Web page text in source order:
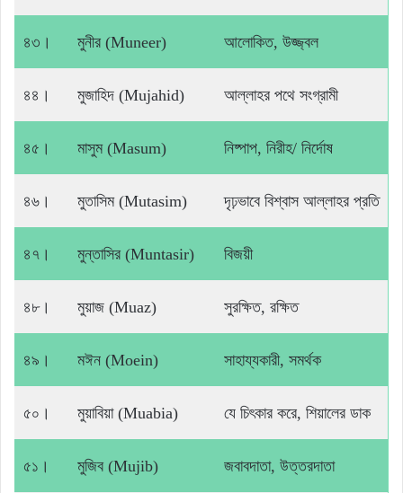
৪৩। মুনীর (Muneer) আলোকিত, উজ্জ্বল
৪৪। মুজাহিদ (Mujahid) আল্লাহর পথে সংগ্রামী
৪৫। মাসুম (Masum) নিষ্পাপ, নিরীহ/ নির্দোষ
৪৬। মুতাসিম (Mutasim) দৃঢ়ভাবে বিশ্বাস আল্লাহর প্রতি
৪৭। মুন্তাসির (Muntasir) বিজয়ী
৪৮। মুয়াজ (Muaz) সুরক্ষিত, রক্ষিত
৪৯। মঈন (Moein) সাহায্যকারী, সমর্থক
৫০। মুয়াবিয়া (Muabia) যে চিৎকার করে, শিয়ালের ডাক
৫১। মুজিব (Mujib) জবাবদাতা, উত্তরদাতা